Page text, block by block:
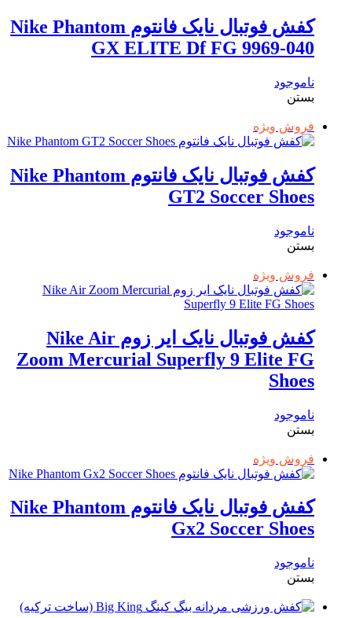
کفش فوتبال نایک فانتوم Nike Phantom
GX ELITE Df FG 9969-040
ناموجود
بستن
فروش ویژه
کفش فوتبال نایک فانتوم Nike Phantom
GT2 Soccer Shoes
ناموجود
بستن
فروش ویژه
کفش فوتبال نایک ایر زوم Nike Air
Zoom Mercurial Superfly 9 Elite FG
Shoes
ناموجود
بستن
فروش ویژه
کفش فوتبال نایک فانتوم Nike Phantom
Gx2 Soccer Shoes
ناموجود
بستن